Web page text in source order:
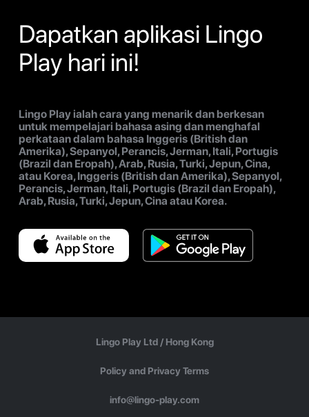
Dapatkan aplikasi Lingo
Play hari ini!
Lingo Play ialah cara yang menarik dan berkesan
untuk mempelajari bahasa asing dan menghafal
perkataan dalam bahasa Inggeris (British dan
Amerika), Sepanyol, Perancis, Jerman, Itali, Portugis
(Brazil dan Eropah), Arab, Rusia, Turki, Jepun, Cina,
atau Korea, Inggeris (British dan Amerika), Sepanyol,
Perancis, Jerman, Itali, Portugis (Brazil dan Eropah),
Arab, Rusia, Turki, Jepun, Cina atau Korea.
Lingo Play Ltd / Hong Kong
Policy and Privacy Terms
info@lingo-play.com